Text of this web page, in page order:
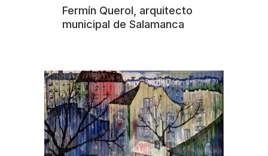
Fermín Querol, arquitecto
municipal de Salamanca